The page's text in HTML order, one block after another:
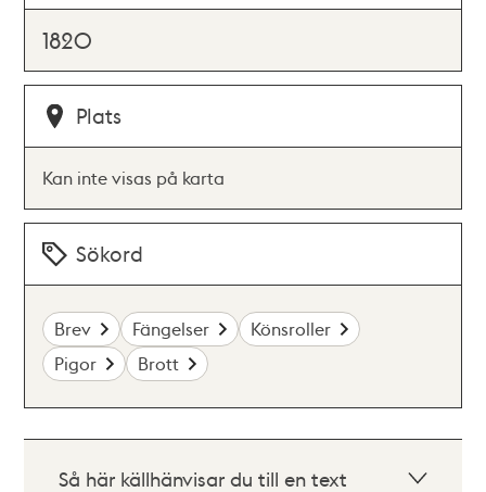
1820
Plats
Kan inte visas på karta
Sökord
Brev Fängelser
Könsroller
Pigor
Brott
Så här källhänvisar du till en text